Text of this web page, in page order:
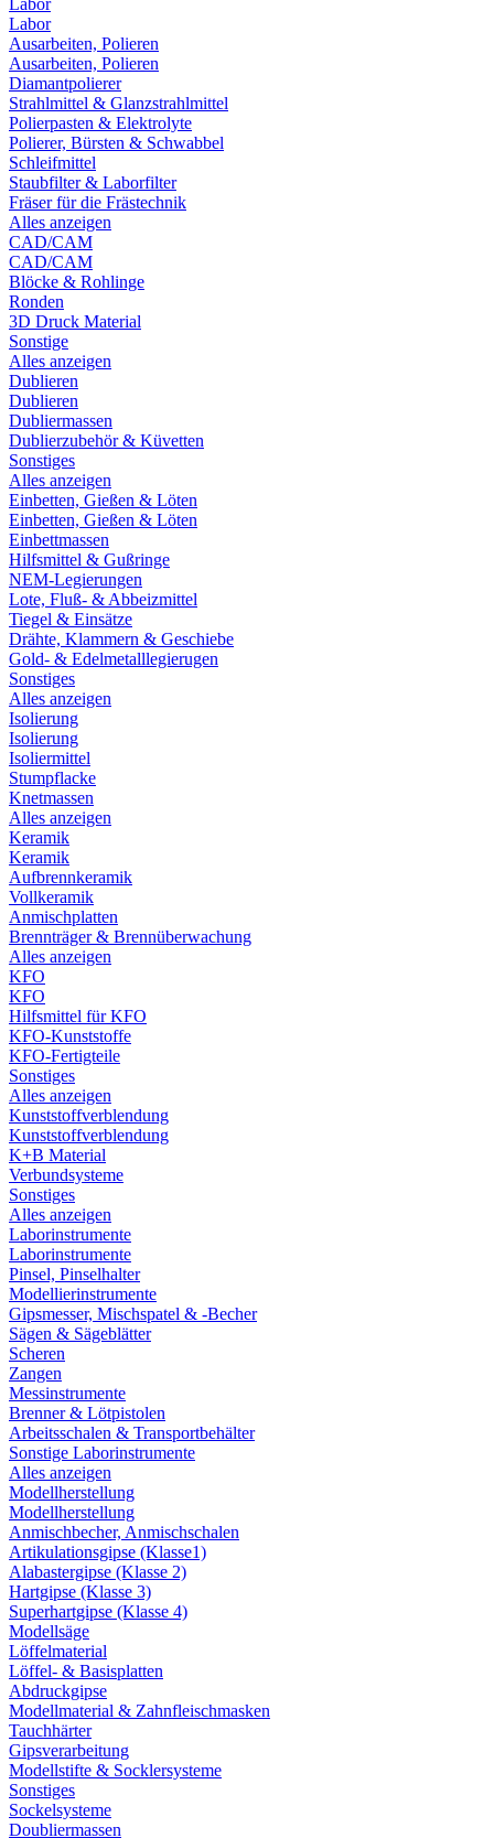
Labor
Labor
Ausarbeiten, Polieren
Ausarbeiten, Polieren
Diamantpolierer
Strahlmittel & Glanzstrahlmittel
Polierpasten & Elektrolyte
Polierer, Bürsten & Schwabbel
Schleifmittel
Staubfilter & Laborfilter
Fräser für die Frästechnik
Alles anzeigen
CAD/CAM
CAD/CAM
Blöcke & Rohlinge
Ronden
3D Druck Material
Sonstige
Alles anzeigen
Dublieren
Dublieren
Dubliermassen
Dublierzubehör & Küvetten
Sonstiges
Alles anzeigen
Einbetten, Gießen & Löten
Einbetten, Gießen & Löten
Einbettmassen
Hilfsmittel & Gußringe
NEM-Legierungen
Lote, Fluß- & Abbeizmittel
Tiegel & Einsätze
Drähte, Klammern & Geschiebe
Gold- & Edelmetalllegierugen
Sonstiges
Alles anzeigen
Isolierung
Isolierung
Isoliermittel
Stumpflacke
Knetmassen
Alles anzeigen
Keramik
Keramik
Aufbrennkeramik
Vollkeramik
Anmischplatten
Brennträger & Brennüberwachung
Alles anzeigen
KFO
KFO
Hilfsmittel für KFO
KFO-Kunststoffe
KFO-Fertigteile
Sonstiges
Alles anzeigen
Kunststoffverblendung
Kunststoffverblendung
K+B Material
Verbundsysteme
Sonstiges
Alles anzeigen
Laborinstrumente
Laborinstrumente
Pinsel, Pinselhalter
Modellierinstrumente
Gipsmesser, Mischspatel & -Becher
Sägen & Sägeblätter
Scheren
Zangen
Messinstrumente
Brenner & Lötpistolen
Arbeitsschalen & Transportbehälter
Sonstige Laborinstrumente
Alles anzeigen
Modellherstellung
Modellherstellung
Anmischbecher, Anmischschalen
Artikulationsgipse (Klasse1)
Alabastergipse (Klasse 2)
Hartgipse (Klasse 3)
Superhartgipse (Klasse 4)
Modellsäge
Löffelmaterial
Löffel- & Basisplatten
Abdruckgipse
Modellmaterial & Zahnfleischmasken
Tauchhärter
Gipsverarbeitung
Modellstifte & Socklersysteme
Sonstiges
Sockelsysteme
Doubliermassen